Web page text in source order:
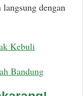
dengan
Kebuli
Bandung